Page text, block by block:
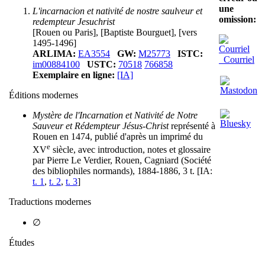
L'incarnacion et nativité de nostre saulveur et
redempteur Jesuchrist
[Rouen ou Paris], [Baptiste Bourguet], [vers
1495-1496]
ARLIMA: EA3554 GW: M25773
ISTC:
im00884100
USTC: 70518 766858
Exemplaire en ligne: [IA]
Éditions modernes
Mystère de l'Incarnation et Nativité de Notre
Sauveur et Rédempteur Jésus-Christreprésenté à
Rouen en 1474, publié d'après un imprimé du
XVe siècle, avec introduction, notes et glossaire
par Pierre Le Verdier, Rouen, Cagniard (Société
des bibliophiles normands), 1884-1886, 3 t. [IA:
t. 1, t. 2, t. 3]
Traductions modernes
∅
Études
une
omission:
Courriel